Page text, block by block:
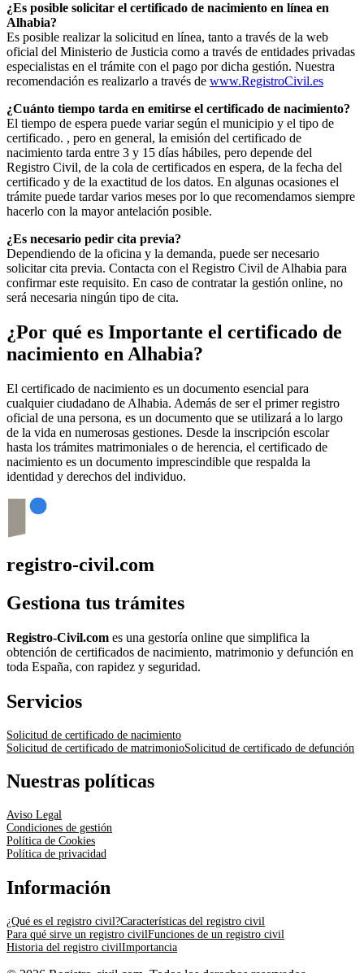
¿Es posible solicitar el certificado de nacimiento en línea en
Alhabia?
Es posible realizar la solicitud en línea, tanto a través de la web
oficial del Ministerio de Justicia como a través de entidades privadas
especialistas en el trámite con el pago por dicha gestión. Nuestra
recomendación es realizarlo a través de www.RegistroCivil.es
¿Cuánto tiempo tarda en emitirse el certificado de nacimiento?
El tiempo de espera puede variar según el municipio y el tipo de
certificado. , pero en general, la emisión del certificado de
nacimiento tarda entre 3 y 15 días hábiles, pero depende del
Registro Civil, de la cola de certificados en espera, de la fecha del
certificado y de la exactitud de los datos. En algunas ocasiones el
trámite puede tardar varios meses por lo que recomendamos siempre
hacerlo con la mayor antelación posible.
¿Es necesario pedir cita previa?
Dependiendo de la oficina y la demanda, puede ser necesario
solicitar cita previa. Contacta con el Registro Civil de Alhabia para
confirmar este requisito. En caso de contratar la gestión online, no
será necesaria ningún tipo de cita.
¿Por qué es Importante el certificado de
nacimiento en Alhabia?
El certificado de nacimiento es un documento esencial para
cualquier ciudadano de Alhabia. Además de ser el primer registro
oficial de una persona, es un documento que se utilizará a lo largo
de la vida en numerosas gestiones. Desde la inscripción escolar
hasta los trámites matrimoniales o de herencia, el certificado de
nacimiento es un documento imprescindible que respalda la
identidad y derechos del individuo.
registro-civil.com
Gestiona tus trámites
Registro-Civil.com es una gestoría online que simplifica la
obtención de certificados de nacimiento, matrimonio y defunción en
toda España, con rapidez y seguridad.
Servicios
Solicitud de certificado de nacimiento
Solicitud de certificado de matrimonioSolicitud de certificado de defunción
Nuestras políticas
Aviso Legal
Condiciones de gestión
Política de Cookies
Política de privacidad
Información
¿Qué es el registro civil?Características del registro civil
Para qué sirve un registro civilFunciones de un registro civil
Historia del registro civilImportancia